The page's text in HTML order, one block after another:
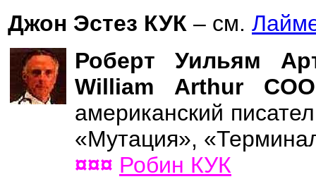
Джон Эстез КУК – см.
Роберт Уильям
William Arthur
американский
«Мутация»,
¤¤¤ Робин КУК